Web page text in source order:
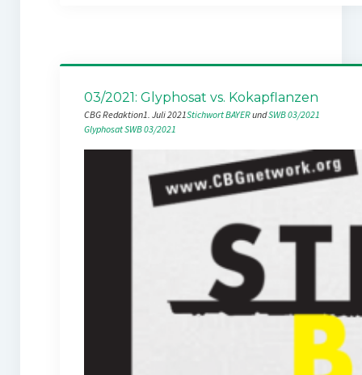
03/2021: Glyphosat vs. Kokapflanzen
CBG Redaktion1. Juli 2021Stichwort BAYER und SWB 03/2021
GlyphosatSWB 03/2021